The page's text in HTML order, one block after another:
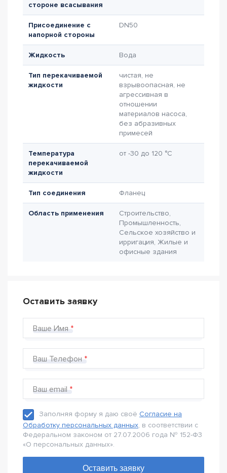
стороне всасывания
Присоединение с
напорной стороны
DN50
Жидкость Вода
Тип перекачиваемой
жидкости
чистая, не
взрывоопасная, не
агрессивная в
отношении
материалов насоса,
без абразивных
примесей
Температура
перекачиваемой
жидкости
от -30 до 120 °C
Тип соединения Фланец
Область применения
Строительство,
Промышленность,
Сельское хозяйство и
ирригация, Жилые и
офисные здания
Оставить заявку
Ваше Имя
Ваш Телефон
Ваш email
Заполняя форму я даю своё Согласие на
Обработку персональных данных, в соответствии с
Федеральном законом от 27.07.2006 года № 152-Ф3
«О персональных данных».